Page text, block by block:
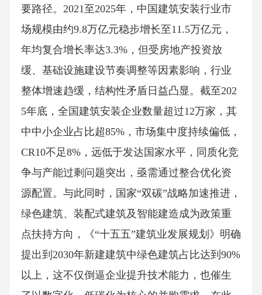
要路径。2021至2025年，中国建筑安装行业市
场规模由约9.8万亿元稳步增长至11.5万亿元，
年均复合增长率达3.3%，但受房地产投资放
缓、基础设施建设节奏调整等因素影响，行业
整体增速趋缓，结构性矛盾日益凸显。截至202
5年底，全国建筑安装企业数量超过12万家，其
中中小企业占比超85%，市场集中度持续偏低，
CR10不足8%，远低于发达国家水平，同质化竞
争与产能过剩问题突出，亟需通过整合优化资
源配置。与此同时，国家“双碳”战略加速推进，
绿色建筑、装配式建筑及智能建造成为政策重
点扶持方向，《“十五五”建筑业发展规划》明确
提出到2030年新建建筑中绿色建筑占比达到90%
以上，这不仅倒逼企业提升技术能力，也催生